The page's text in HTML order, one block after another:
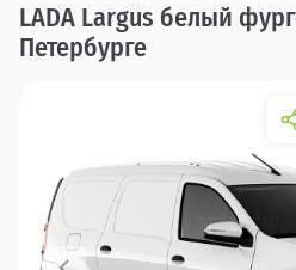
LADA Largus белый
Петербурге